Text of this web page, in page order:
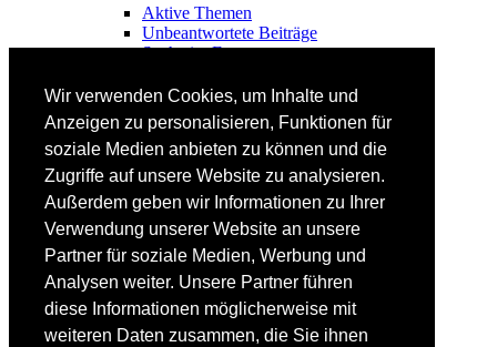
Wir verwenden Cookies, um Inhalte und
Anzeigen zu personalisieren, Funktionen für
soziale Medien anbieten zu können und die
Zugriffe auf unsere Website zu analysieren.
Außerdem geben wir Informationen zu Ihrer
Verwendung unserer Website an unsere
Partner für soziale Medien, Werbung und
Analysen weiter. Unsere Partner führen
diese Informationen möglicherweise mit
weiteren Daten zusammen, die Sie ihnen
Aktive Themen
Unbeantwortete Beiträge
Suche im Forum
FAHRTECHNIK
Fortgeschrittene
Lehrplan
Videoanalyse
SKI
SKITEST
Ski-FAQ
Tipps Ski-Kauf
Ski-Typen
Skishops